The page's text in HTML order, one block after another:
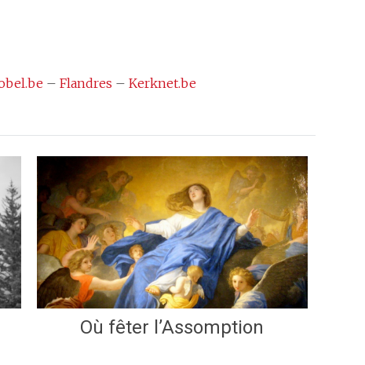
– Flandres – Kerknet.be
Où fêter l’Assomption